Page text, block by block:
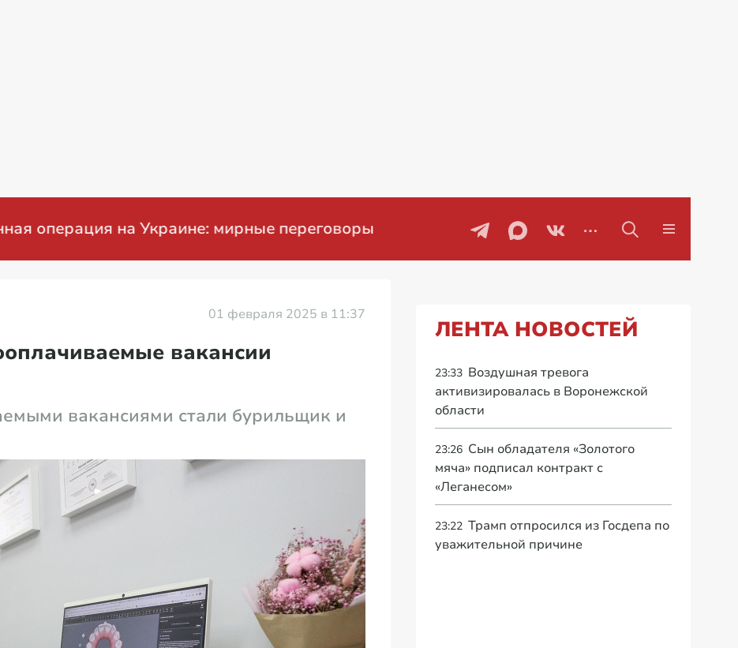
на Украине: мирные переговоры Проблемы с бензином в
01 февраля 2025 в 11:37
вакансии
вакансиями стали бурильщик и
ЛЕНТА НОВОСТЕЙ
23:33 Воздушная тревога
активизировалась в Воронежской
области
23:26 Сын обладателя «Золотого
мяча» подписал контракт с
«Леганесом»
23:22 Трамп отпросился из Госдепа по
уважительной причине